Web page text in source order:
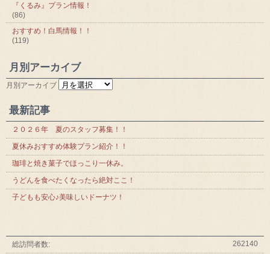
『くるみ』プラン情報！
(86)
おすすめ！白馬情報！！
(119)
月別アーカイブ
月別アーカイブ
最新記事
２０２６年 夏のスタッフ募集！！
夏休みおすすめ体験プラン紹介！！
珈琲と焼き菓子でほっこり一休み。
うどんを食べたくなったら絶対ここ！
子どもも安心♪美味しいドーナツ！
262140
総訪問者数: